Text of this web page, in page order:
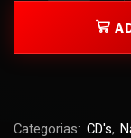
Categorias: CD's,